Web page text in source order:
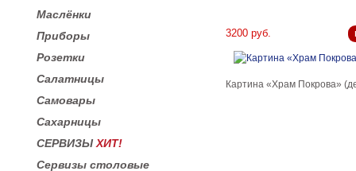
Маслёнки
Приборы
Розетки
Салатницы
Самовары
Сахарницы
СЕРВИЗЫ ХИТ!
Сервизы столовые
3200 руб.
Картина «Храм Покрова»